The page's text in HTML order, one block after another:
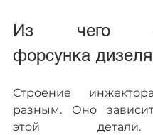
Из чего
форсунка
Строение
разным. Оно
этой